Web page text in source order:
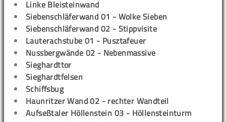
Linke Bleisteinwand
Siebenschläferwand 01 - Wolke Sieben
Siebenschläferwand 02 - Stippvisite
Lauterachstube 01 - Pusztafeuer
Nussbergwände 02 - Nebenmassive
Sieghardttor
Sieghardtfelsen
Schiffsbug
Haunritzer Wand 02 - rechter Wandteil
Aufseßtaler Höllenstein 03 - Höllensteinturm